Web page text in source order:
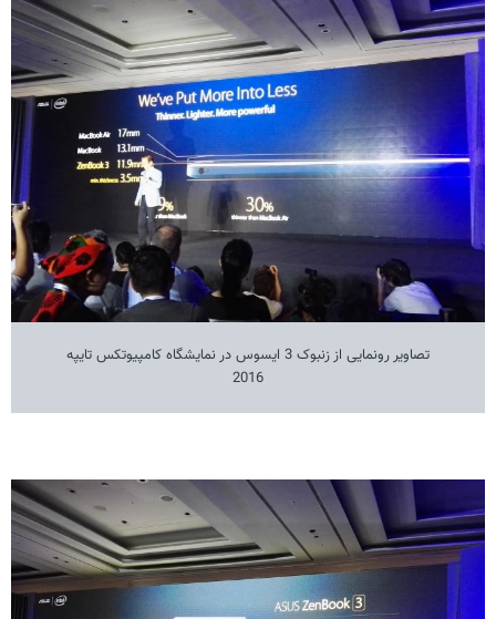
تصاویر رونمایی از زنبوک 3 ایسوس در نمایشگاه کامپیوتکس تایپه
2016